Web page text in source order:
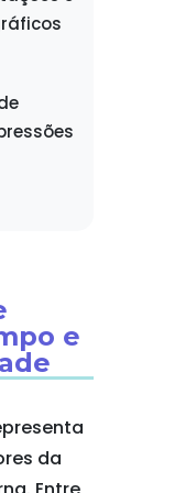
e
da